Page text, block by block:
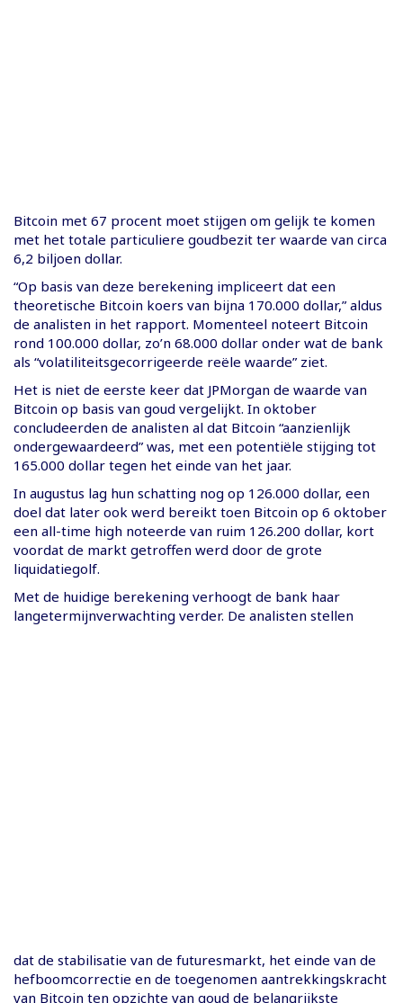
Bitcoin met 67 procent moet stijgen om gelijk te komen
met het totale particuliere goudbezit ter waarde van circa
6,2 biljoen dollar.
“Op basis van deze berekening impliceert dat een
theoretische Bitcoin koers van bijna 170.000 dollar,” aldus
de analisten in het rapport. Momenteel noteert Bitcoin
rond 100.000 dollar, zo’n 68.000 dollar onder wat de bank
als “volatiliteitsgecorrigeerde reële waarde” ziet.
Het is niet de eerste keer dat JPMorgan de waarde van
Bitcoin op basis van goud vergelijkt. In oktober
concludeerden de analisten al dat Bitcoin “aanzienlijk
ondergewaardeerd” was, met een potentiële stijging tot
165.000 dollar tegen het einde van het jaar.
In augustus lag hun schatting nog op 126.000 dollar, een
doel dat later ook werd bereikt toen Bitcoin op 6 oktober
een all-time high noteerde van ruim 126.200 dollar, kort
voordat de markt getroffen werd door de grote
liquidatiegolf.
Met de huidige berekening verhoogt de bank haar
langetermijnverwachting verder. De analisten stellen
dat de stabilisatie van de futuresmarkt, het einde van de
hefboomcorrectie en de toegenomen aantrekkingskracht
van Bitcoin ten opzichte van goud de belangrijkste